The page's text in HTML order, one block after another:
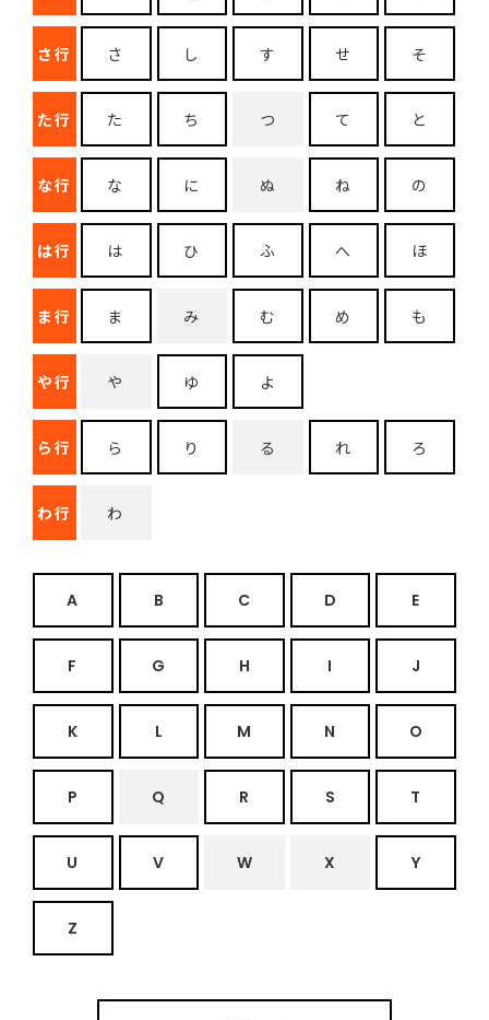
さ行 さ し す せ そ
た行 た ち つ て と
な行 な に ぬ ね の
は行 は ひ ふ へ ほ
ま行 ま み む め も
や行 や ゆ よ
ら行 ら り る れ ろ
わ行 わ
A B C D E
F G H I J
K L M N O
P Q R S T
U V W X Y
Z